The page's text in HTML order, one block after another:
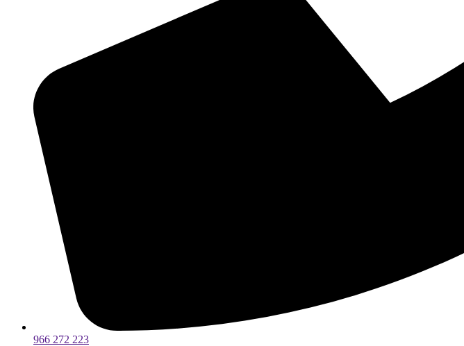
966 272 223